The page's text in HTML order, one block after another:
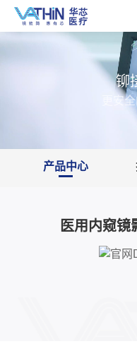
铆
更安
产品中心
医用内窥镜